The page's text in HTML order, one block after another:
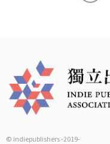
© indiepublishers -2019-